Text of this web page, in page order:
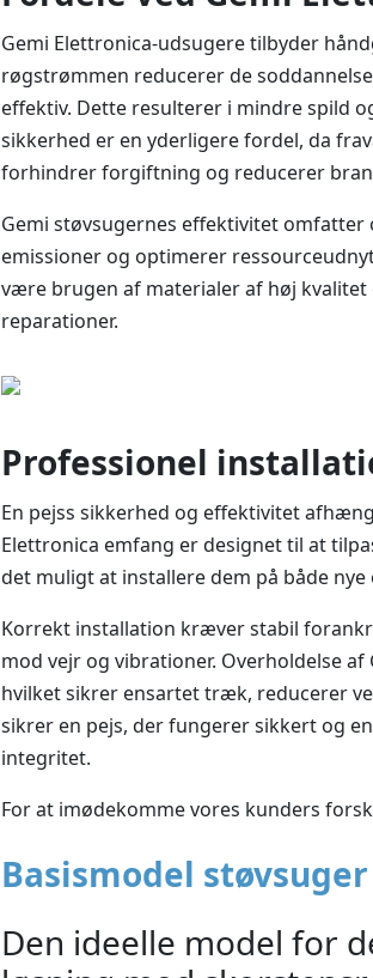
Gemi Elettronica-udsugere tilbyder
røgstrømmen reducerer de
effektiv. Dette resulterer i mindre spild
sikkerhed er en yderligere fordel, da
forhindrer forgiftning og reducerer
Gemi støvsugernes effektivitet
emissioner og optimerer
være brugen af materialer af høj
reparationer.
Professionel
En pejss sikkerhed og effektivitet
Elettronica emfang er designet til at
det muligt at installere dem på både
Korrekt installation kræver stabil
mod vejr og vibrationer. Overholdelse
hvilket sikrer ensartet træk, reducerer
sikrer en pejs, der fungerer sikkert og
integritet.
For at imødekomme vores kunders
Basismodel støvsuger
Den ideelle model for